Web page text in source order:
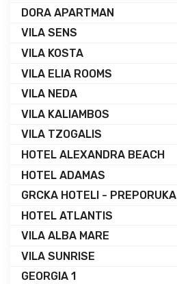
DORA APARTMAN
VILA SENS
VILA KOSTA
VILA ELIA ROOMS
VILA NEDA
VILA KALIAMBOS
VILA TZOGALIS
HOTEL ALEXANDRA BEACH
HOTEL ADAMAS
GRCKA HOTELI - PREPORUKA
HOTEL ATLANTIS
VILA ALBA MARE
VILA SUNRISE
GEORGIA 1